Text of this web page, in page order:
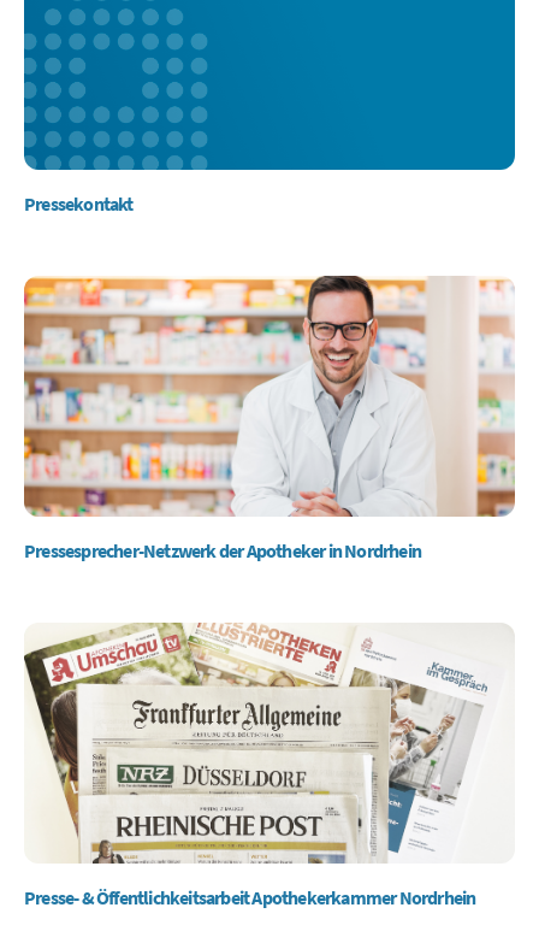
Pressekontakt
Pressesprecher-Netzwerk der Apotheker in Nordrhein
Presse- & Öffentlichkeitsarbeit Apothekerkammer Nordrhein